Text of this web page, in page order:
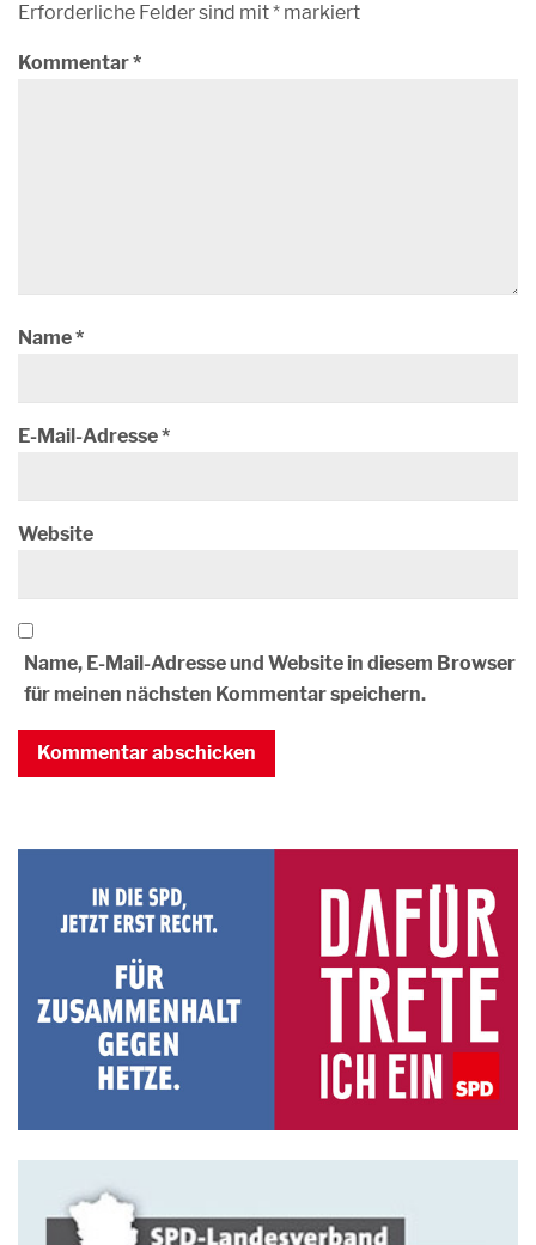
Erforderliche Felder sind mit* markiert
Kommentar*
Name*
E-Mail-Adresse*
Website
Name, E-Mail-Adresse und Website in diesem Browser
für meinen nächsten Kommentar speichern.